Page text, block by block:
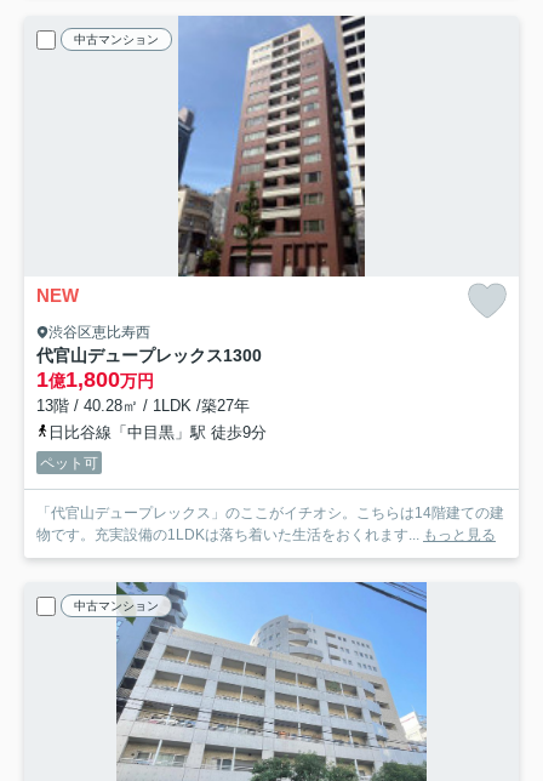
中古マンション
NEW
渋谷区恵比寿西
代官山デュープレックス1300
1億1,800万円
13階 / 40.28㎡ / 1LDK /築27年
日比谷線「中目黒」駅 徒歩9分
ペット可
「代官山デュープレックス」のここがイチオシ。こちらは14階建ての建
物です。充実設備の1LDKは落ち着いた生活をおくれます... もっと見る
中古マンション